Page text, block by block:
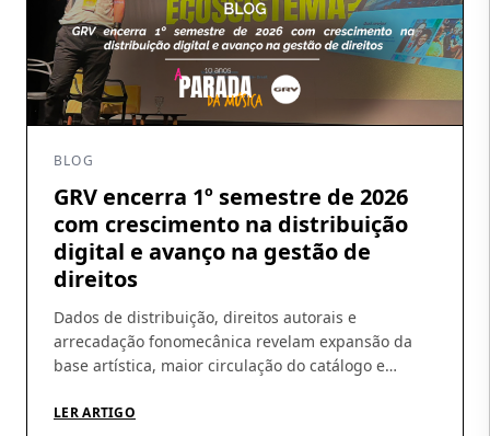
BLOG
GRV encerra 1º semestre de 2026
com crescimento na distribuição
digital e avanço na gestão de
direitos
Dados de distribuição, direitos autorais e
arrecadação fonomecânica revelam expansão da
base artística, maior circulação do catálogo e
primeiro semestre de 2026 ajudam a revelar um
LER ARTIGO